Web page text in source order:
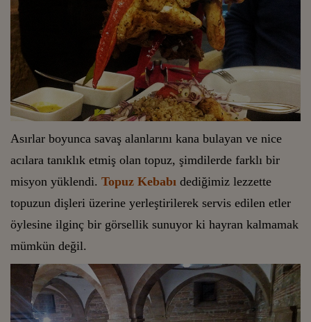
Asırlar boyunca savaş alanlarını kana bulayan ve nice
acılara tanıklık etmiş olan topuz, şimdilerde farklı bir
misyon yüklendi. Topuz Kebabı dediğimiz lezzette
topuzun dişleri üzerine yerleştirilerek servis edilen etler
öylesine ilginç bir görsellik sunuyor ki hayran kalmamak
mümkün değil.